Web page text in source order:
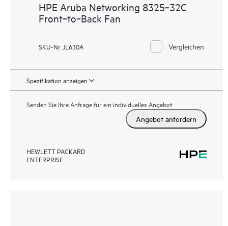
HPE Aruba Networking 8325‑32C
Front‑to‑Back Fan
SKU-Nr. JL630A Vergleichen
Spezifikation anzeigen
Senden Sie Ihre Anfrage für ein individuelles Angebot
Angebot anfordern
HEWLETT PACKARD
ENTERPRISE